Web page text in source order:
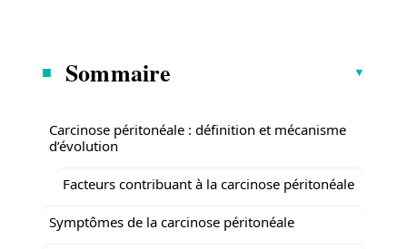
Sommaire
Carcinose péritonéale : définition et mécanisme
d’évolution
Facteurs contribuant à la carcinose péritonéale
Symptômes de la carcinose péritonéale